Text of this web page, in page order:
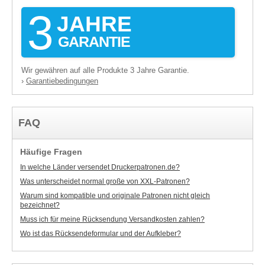
3 JAHRE
GARANTIE
Wir gewähren auf alle Produkte 3 Jahre Garantie.
› Garantiebedingungen
FAQ
Häufige Fragen
In welche Länder versendet Druckerpatronen.de?
Was unterscheidet normal große von XXL-Patronen?
Warum sind kompatible und originale Patronen nicht gleich
bezeichnet?
Muss ich für meine Rücksendung Versandkosten zahlen?
Wo ist das Rücksendeformular und der Aufkleber?